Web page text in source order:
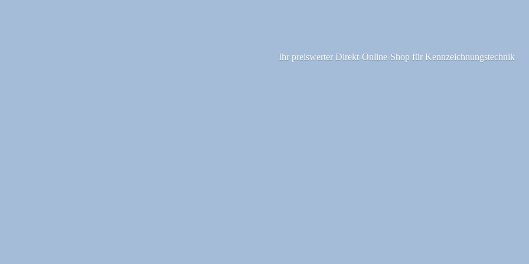
Ihr preiswerter Direkt-Online-Shop für Kennzeichnungstechnik